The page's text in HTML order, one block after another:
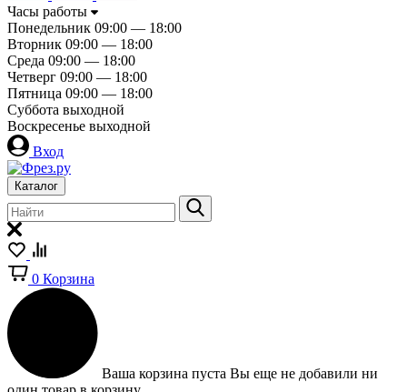
Часы работы
Понедельник 09:00 — 18:00
Вторник 09:00 — 18:00
Среда 09:00 — 18:00
Четверг 09:00 — 18:00
Пятница 09:00 — 18:00
Суббота выходной
Воскресенье выходной
Вход
Каталог
0 Корзина
Ваша корзина пуста Вы еще не добавили ни